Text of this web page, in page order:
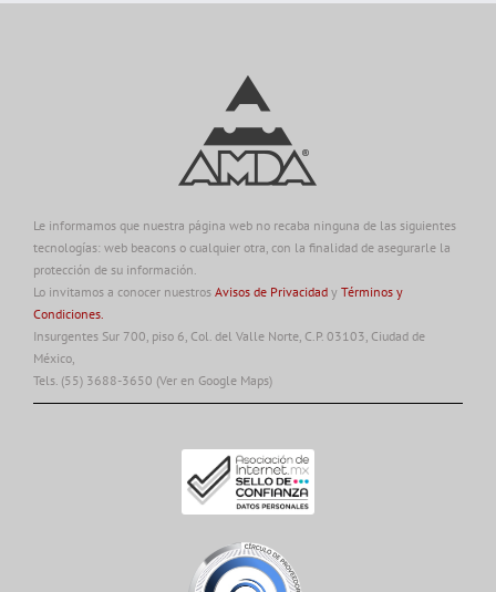
Le informamos que nuestra página web no recaba ninguna de las siguientes
tecnologías: web beacons o cualquier otra, con la finalidad de asegurarle la
protección de su información.
Lo invitamos a conocer nuestros Avisos de Privacidad y Términos y
Condiciones.
Insurgentes Sur 700, piso 6, Col. del Valle Norte, C.P. 03103, Ciudad de
México,
Tels. (55) 3688-3650 (Ver en Google Maps)